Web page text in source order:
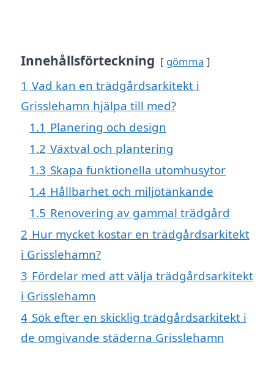
Innehållsförteckning gömma
1 Vad kan en trädgårdsarkitekt i
Grisslehamn hjälpa till med?
1.1 Planering och design
1.2 Växtval och plantering
1.3 Skapa funktionella utomhusytor
1.4 Hållbarhet och miljötänkande
1.5 Renovering av gammal trädgård
2 Hur mycket kostar en trädgårdsarkitekt
i Grisslehamn?
3 Fördelar med att välja trädgårdsarkitekt
i Grisslehamn
4 Sök efter en skicklig trädgårdsarkitekt i
de omgivande städerna Grisslehamn